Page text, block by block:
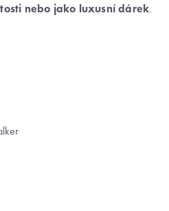
nebo jako luxusní dárek.